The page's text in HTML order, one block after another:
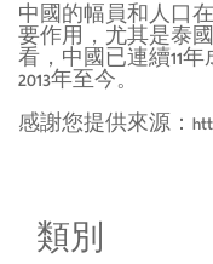
中國的幅員和人口
要作用，尤其是泰
看，中國已連續11
2013年至今。
感謝您提供來源：
類別